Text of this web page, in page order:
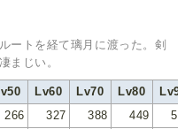
ートを経て璃月に渡った。剣
まじい。
Lv60 Lv70 Lv80
266 327 388 449